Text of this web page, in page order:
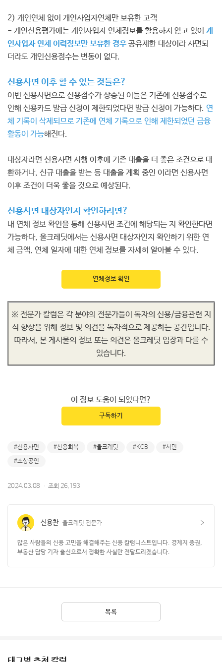
2) 개인연체 없이 개인사업자연체만 보유한 고객
- 개인신용평가에는 개인사업자 연체정보를 활용하지 않고 있어 개
인사업자 연체 이력정보만 보유한 경우 공유제한 대상이라 사면되
더라도 개인신용점수는 변동이 없다.
신용사면 이후 할 수 있는 것들은?
이번 신용사면으로 신용점수가 상승된 이들은 기존에 신용점수로
인해 신용카드 발급 신청이 제한되었다면 발급 신청이 가능하다. 연
체 기록이 삭제되므로 기존에 연체 기록으로 인해 제한되었던 금융
활동이 가능해진다.
대상자라면 신용사면 시행 이후에 기존 대출을 더 좋은 조건으로 대
환하거나, 신규 대출을 받는 등 대출을 계획 중인 이라면 신용사면
이후 조건이 더욱 좋을 것으로 예상된다.
신용사면 대상자인지 확인하려면?
내 연체 정보 확인을 통해 신용사면 조건에 해당되는 지 확인한다면
가능하다, 올크레딧에서는 신용사면 대상자인지 확인하기 위한 연
체 금액, 연체 일자에 대한 연체 정보를 자세히 알아볼 수 있다.
연체정보 확인
※ 전문가 칼럼은 각 분야의 전문가들이 독자의 신용/금융관련 지
식 향상을 위해 정보 및 의견을 독자적으로 제공하는 공간입니다.
따라서, 본 게시물의 정보 또는 의견은 올크레딧 입장과 다를 수
있습니다.
이 정보 도움이 되었다면?
구독하기
신용사면 신용회복 올크레딧 KCB
서민
소상공인
2024.03.08 조회 26,193
신용찬 올크레딧 전문가
많은 사람들의 신용 고민을 해결해주는 신용 칼럼니스트입니다. 경제지 증권,
부동산 담당 기자 출신으로서 정확한 사실만 전달드리겠습니다.
목록